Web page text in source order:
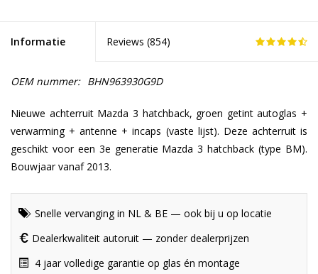
Informatie Reviews (854)
OEM nummer: BHN963930G9D
Nieuwe achterruit Mazda 3 hatchback, groen getint autoglas +
verwarming + antenne + incaps (vaste lijst). Deze achterruit is
geschikt voor een 3e generatie Mazda 3 hatchback (type BM).
Bouwjaar vanaf 2013.
Snelle vervanging in NL & BE — ook bij u op locatie
Dealerkwaliteit autoruit — zonder dealerprijzen
4 jaar volledige garantie op glas én montage